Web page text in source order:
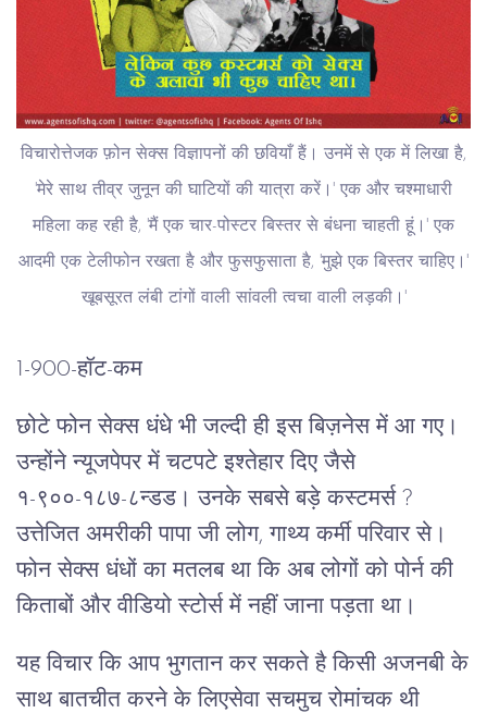
विचारोत्तेजक फ़ोन सेक्स विज्ञापनों की छवियाँ हैं। उनमें से एक में लिखा है,
'मेरे साथ तीव्र जुनून की घाटियों की यात्रा करें।' एक और चश्माधारी
महिला कह रही है, 'मैं एक चार-पोस्टर बिस्तर से बंधना चाहती हूं।' एक
आदमी एक टेलीफोन रखता है और फुसफुसाता है, 'मुझे एक बिस्तर चाहिए।'
खूबसूरत लंबी टांगों वाली सांवली त्वचा वाली लड़की।'
1-900-हॉट-कम
छोटे फोन सेक्स धंधे भी जल्दी ही इस बिज़नेस में आ गए।
उन्होंने न्यूजपेपर में चटपटे इश्तेहार दिए जैसे
१-९००-१८७-८न्डड। उनके सबसे बड़े कस्टमर्स ?
उत्तेजित अमरीकी पापा जी लोग, गाथ्य कर्मी परिवार से।
फोन सेक्स धंधों का मतलब था कि अब लोगों को पोर्न की
किताबों और वीडियो स्टोर्स में नहीं जाना पड़ता था।
यह विचार कि आप भुगतान कर सकते है किसी अजनबी के
साथ बातचीत करने के लिएसेवा सचमुच रोमांचक थी